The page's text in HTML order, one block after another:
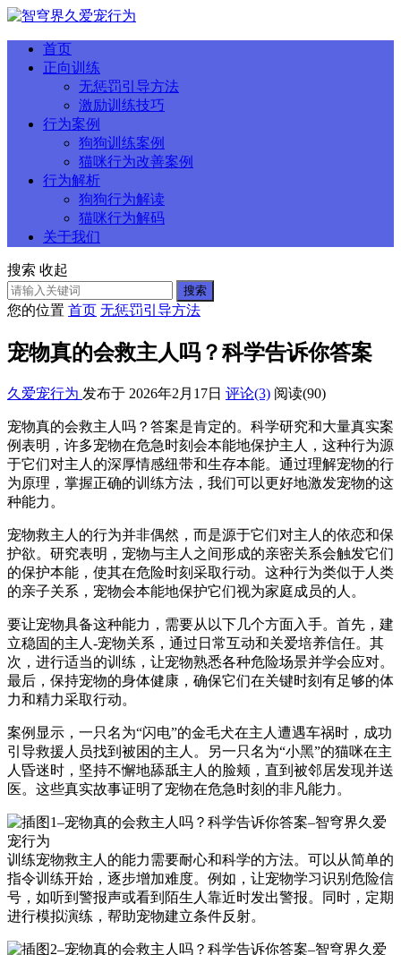
首页
正向训练
无惩罚引导方法
激励训练技巧
行为案例
狗狗训练案例
猫咪行为改善案例
行为解析
狗狗行为解读
猫咪行为解码
关于我们
搜索 收起
搜索
您的位置 首页 无惩罚引导方法
宠物真的会救主人吗？科学告诉你答案
久爱宠行为 发布于 2026年2月17日 评论(3) 阅读(90)
宠物真的会救主人吗？答案是肯定的。科学研究和大量真实案
例表明，许多宠物在危急时刻会本能地保护主人，这种行为源
于它们对主人的深厚情感纽带和生存本能。通过理解宠物的行
为原理，掌握正确的训练方法，我们可以更好地激发宠物的这
种能力。
宠物救主人的行为并非偶然，而是源于它们对主人的依恋和保
护欲。研究表明，宠物与主人之间形成的亲密关系会触发它们
的保护本能，使其在危险时刻采取行动。这种行为类似于人类
的亲子关系，宠物会本能地保护它们视为家庭成员的人。
要让宠物具备这种能力，需要从以下几个方面入手。首先，建
立稳固的主人-宠物关系，通过日常互动和关爱培养信任。其
次，进行适当的训练，让宠物熟悉各种危险场景并学会应对。
最后，保持宠物的身体健康，确保它们在关键时刻有足够的体
力和精力采取行动。
案例显示，一只名为“闪电”的金毛犬在主人遭遇车祸时，成功
引导救援人员找到被困的主人。另一只名为“小黑”的猫咪在主
人昏迷时，坚持不懈地舔舐主人的脸颊，直到被邻居发现并送
医。这些真实故事证明了宠物在危急时刻的非凡能力。
训练宠物救主人的能力需要耐心和科学的方法。可以从简单的
指令训练开始，逐步增加难度。例如，让宠物学习识别危险信
号，如听到警报声或看到陌生人靠近时发出警报。同时，定期
进行模拟演练，帮助宠物建立条件反射。